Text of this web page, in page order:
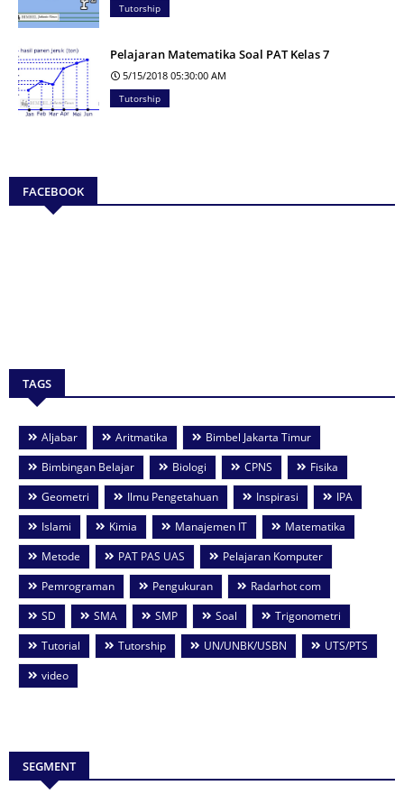
Tutorship
Pelajaran Matematika Soal PAT Kelas 7
5/15/2018 05:30:00 AM
Tutorship
FACEBOOK
TAGS
Aljabar Aritmatika
Bimbel Jakarta Timur
Bimbingan Belajar
Biologi CPNS
Fisika
Geometri
Ilmu Pengetahuan Inspirasi
IPA
Islami
Kimia Manajemen IT
Matematika
Metode
PAT PAS UAS
Pelajaran Komputer
Pemrograman
Pengukuran
Radarhot com
SD
SMA SMP Soal
Trigonometri
Tutorial
Tutorship UN/UNBK/USBN
UTS/PTS
video
SEGMENT